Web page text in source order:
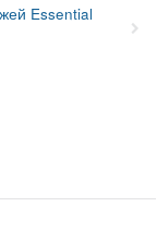
Essential